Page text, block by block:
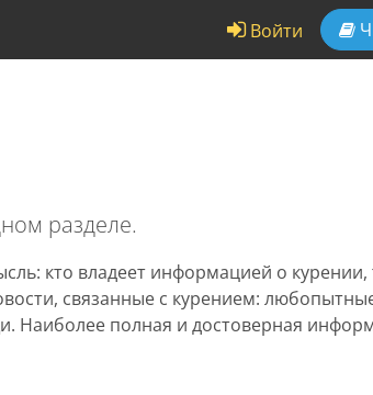
Войти
разделе.
кто владеет информацией о курении,
связанные с курением:
Наиболее полная и достоверная